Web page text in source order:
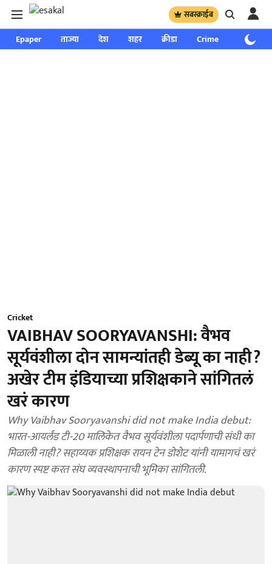
सबस्क्राईब
Epaper ताज्या देश शहर क्रीडा Crime साप्ताहिक
Cricket
VAIBHAV SOORYAVANSHI: वैभव
सूर्यवंशीला दोन सामन्यांतही डेब्यू का नाही?
अखेर टीम इंडियाच्या प्रशिक्षकाने सांगितलं
खरं कारण
Why Vaibhav Sooryavanshi did not make India debut:
भारत-आयर्लंड टी-20 मालिकेत वैभव सूर्यवंशीला पदार्पणाची संधी का
मिळाली नाही? सहाय्यक प्रशिक्षक रायन टेन डोशेट यांनी यामागचं खरं
कारण स्पष्ट करत संघ व्यवस्थापनाची भूमिका सांगितली.